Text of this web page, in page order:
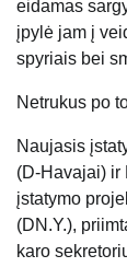
eidamas
įpylė jam į
spyriais bei
Netrukus po
Naujasis
(D-Havajai) ir
įstatymo
(DN.Y.),
karo